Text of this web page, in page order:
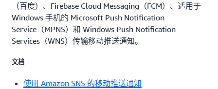
（百度）、Firebase Cloud Messaging（FCM）、适用于
Windows 手机的 Microsoft Push Notification
Service（MPNS）和 Windows Push Notification
Services（WNS）传输移动推送通知。
文档
使用 Amazon SNS 的移动推送通知